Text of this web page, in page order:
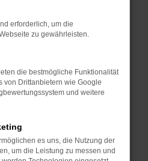
zum Beispiel
wie Werbeblocker,
bestimmter Seiten
die Seite in einem
in einem privaten
neu.
erforderlich, um die
zu gewährleisten.
die bestmögliche Funktionalität
von Drittanbietern wie Google
und weitere
es uns, die Nutzung der
um die Leistung zu messen und